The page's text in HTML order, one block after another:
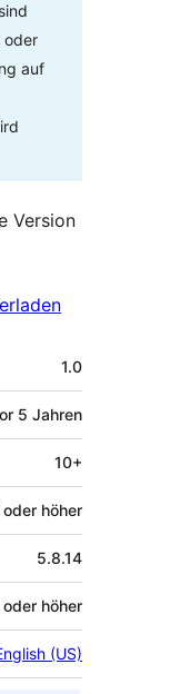
oder
auf
Version
1.0
5 Jahren
10+
höher
5.8.14
oder höher
(US)